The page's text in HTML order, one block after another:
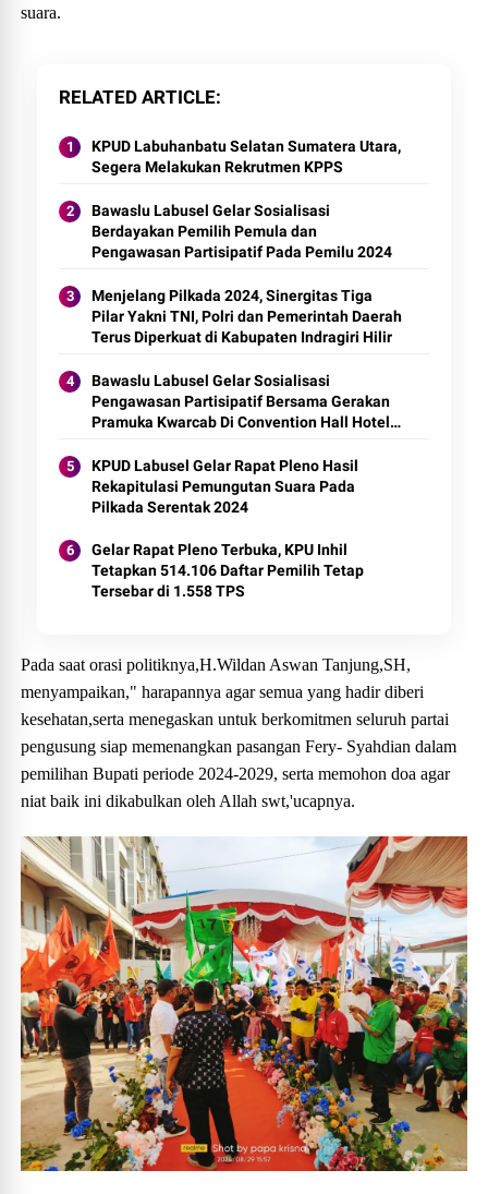
suara.
RELATED ARTICLE
KPUD Labuhanbatu Selatan Sumatera Utara,
Segera Melakukan Rekrutmen KPPS
Bawaslu Labusel Gelar Sosialisasi
Berdayakan Pemilih Pemula dan
Pengawasan Partisipatif Pada Pemilu 2024
Menjelang Pilkada 2024, Sinergitas Tiga
Pilar Yakni TNI, Polri dan Pemerintah Daerah
Terus Diperkuat di Kabupaten Indragiri Hilir
Bawaslu Labusel Gelar Sosialisasi
Pengawasan Partisipatif Bersama Gerakan
Pramuka Kwarcab Di Convention Hall Hotel
KPUD Labusel Gelar Rapat Pleno Hasil
Rekapitulasi Pemungutan Suara Pada
Pilkada Serentak 2024
Gelar Rapat Pleno Terbuka, KPU Inhil
Tetapkan 514.106 Daftar Pemilih Tetap
Tersebar di 1.558 TPS
Pada saat orasi politiknya,H.Wildan Aswan Tanjung,SH,
menyampaikan," harapannya agar semua yang hadir diberi
kesehatan,serta menegaskan untuk berkomitmen seluruh partai
pengusung siap memenangkan pasangan Fery- Syahdian dalam
pemilihan Bupati periode 2024-2029, serta memohon doa agar
niat baik ini dikabulkan oleh Allah swt,'ucapnya.